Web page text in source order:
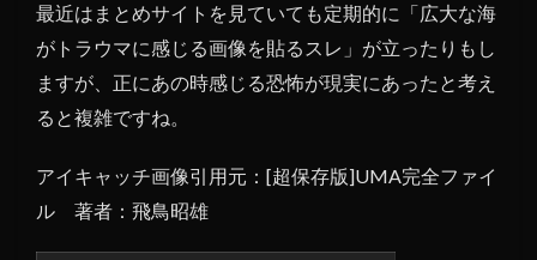
最近はまとめサイトを見ていても定期的に「広大な海
がトラウマに感じる画像を貼るスレ」が立ったりもし
ますが、正にあの時感じる恐怖が現実にあったと考え
ると複雑ですね。
アイキャッチ画像引用元：[超保存版]UMA完全ファイ
ル 著者：飛鳥昭雄